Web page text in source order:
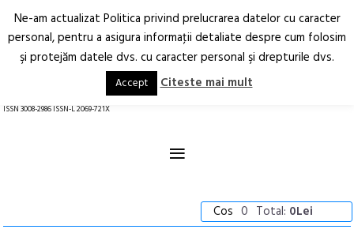
Arhitectură.
Oraș.
RO EN
ISSN 3008-2986 ISSN-L 2069-721X
≡
Cos 0 Total: 0Lei
Ne-am actualizat Politica privind prelucrarea datelor cu caracter
personal, pentru a asigura informaţii detaliate despre cum folosim
şi protejăm datele dvs. cu caracter personal şi drepturile dvs.
Accept Citeste mai mult